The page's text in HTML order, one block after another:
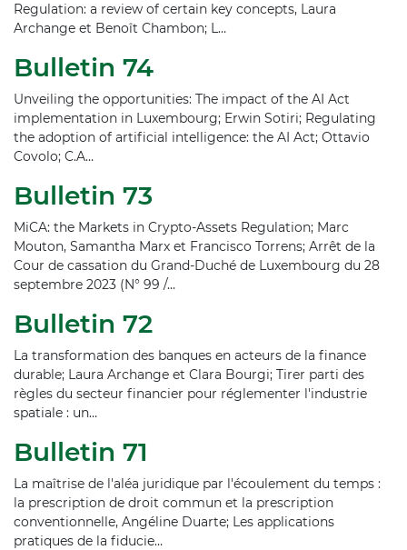
Regulation: a review of certain key concepts, Laura
Archange et Benoît Chambon; L…
Bulletin 74
Unveiling the opportunities: The impact of the AI Act
implementation in Luxembourg; Erwin Sotiri; Regulating
the adoption of artificial intelligence: the AI Act; Ottavio
Covolo; C.A…
Bulletin 73
MiCA: the Markets in Crypto-Assets Regulation; Marc
Mouton, Samantha Marx et Francisco Torrens; Arrêt de la
Cour de cassation du Grand-Duché de Luxembourg du 28
septembre 2023 (N° 99 /…
Bulletin 72
La transformation des banques en acteurs de la finance
durable; Laura Archange et Clara Bourgi; Tirer parti des
règles du secteur financier pour réglementer l'industrie
spatiale : un…
Bulletin 71
La maîtrise de l'aléa juridique par l'écoulement du temps :
la prescription de droit commun et la prescription
conventionnelle, Angéline Duarte; Les applications
pratiques de la fiducie…